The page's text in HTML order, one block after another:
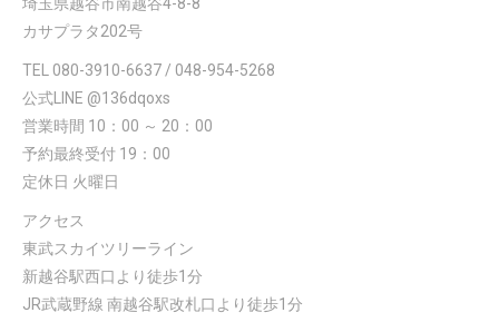
カサプラタ202号
TEL 080-3910-6637 / 048-954-5268
公式LINE @136dqoxs
営業時間 10：00 ～ 20：00
予約最終受付 19：00
定休日 火曜日
アクセス
東武スカイツリーライン
新越谷駅西口より徒歩1分
JR武蔵野線 南越谷駅改札口より徒歩1分